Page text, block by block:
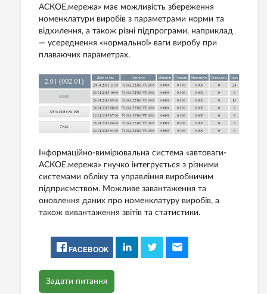
АСКОЕ.мережа» має можливість збереження
номенклатури виробів з параметрами норми та
відхилення, а також різні підпрограми, наприклад
— усереднення «нормальної» ваги виробу при
плаваючих параметрах.
Інформаційно-вимірювальна система «автоваги-
АСКОЕ.мережа» гнучко інтегрується з різними
системами обліку та управління виробничим
підприємством. Можливе завантаження та
оновлення даних про номенклатуру виробів, а
також вивантаження звітів та статистики.
FACEBOOK
Задати питання